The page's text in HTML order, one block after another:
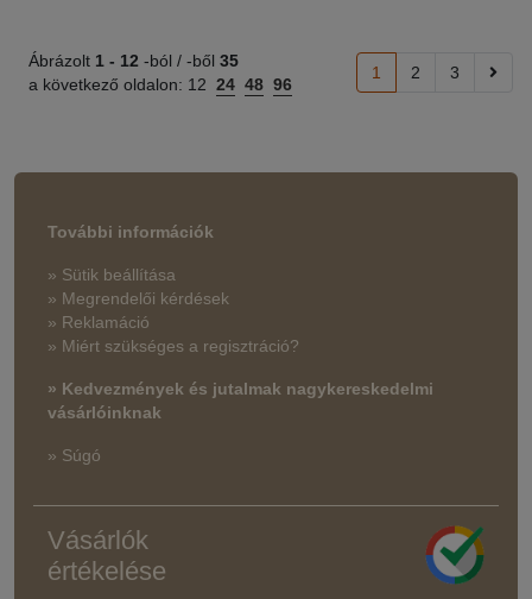
Ábrázolt 1 - 12 -ból / -ből 35
a következő oldalon: 12 24 48 96
1 2 3
További információk
» Sütik beállítása
» Megrendelői kérdések
» Reklamáció
» Miért szükséges a regisztráció?
» Kedvezmények és jutalmak nagykereskedelmi
vásárlóinknak
» Súgó
Vásárlók
értékelése